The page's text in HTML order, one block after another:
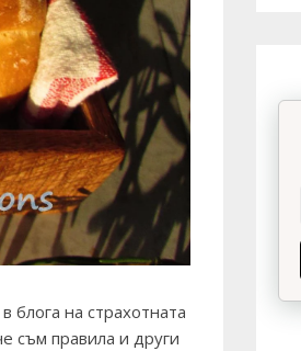
блога на страхотната
съм правила и други